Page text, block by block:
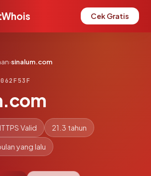
Cek Gratis
›sinalum.com
Valid 21.3 tahun
yang lalu